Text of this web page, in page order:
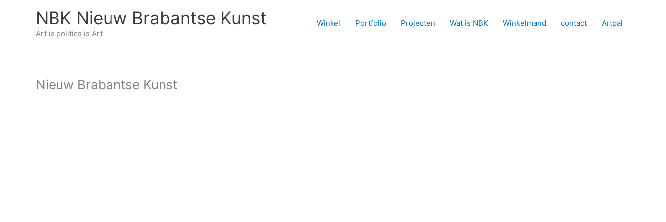
NBK Nieuw Brabantse Kunst
Art is politics is Art
Winkel Portfolio Projecten Wat is NBK Winkelmand contact Artpal
Nieuw Brabantse Kunst